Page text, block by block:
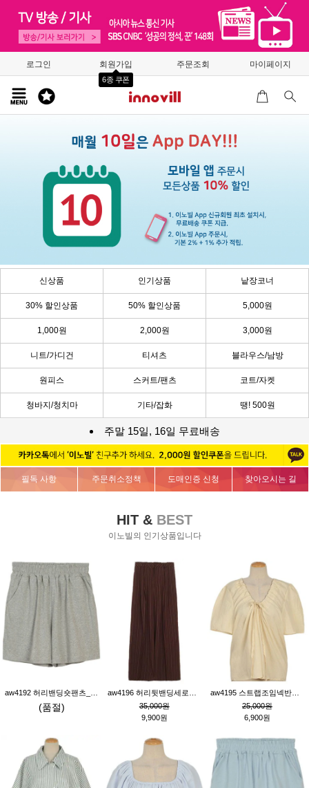
로그인 회원가입
6종 쿠폰
주문조회 마이페이지
신상품 인기상품 낱장코너
30% 할인상품 50% 할인상품 5,000원
1,000원 2,000원 3,000원
니트/가디건 티셔츠 블라우스/남방
원피스 스커트/팬츠 코트/자켓
청바지/청치마 기타/잡화 땡! 500원
주말 15일, 16일 무료배송
필독 사항 주문취소정책 도매인증 신청 찾아오시는 길
HIT & BEST
이노빌의 인기상품입니다
(품절)
35,000원
9,900원
25,000원
6,900원